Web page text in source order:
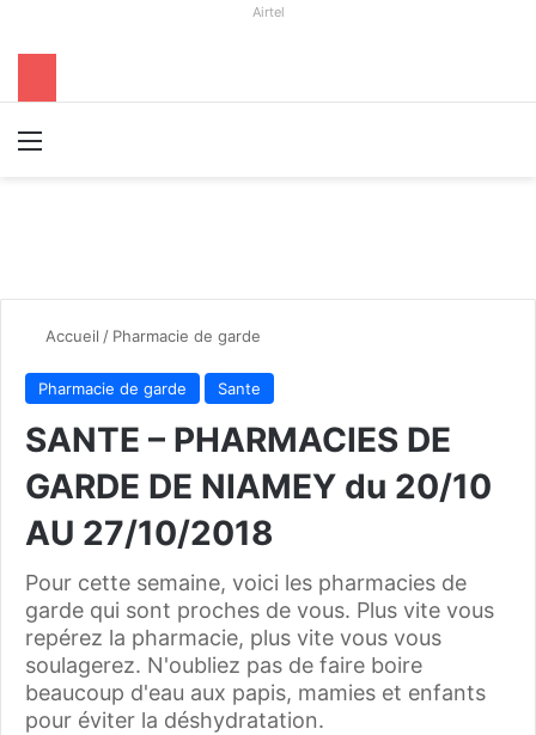
Airtel
Accueil / Pharmacie de garde
Pharmacie de garde Sante
SANTE – PHARMACIES DE
GARDE DE NIAMEY du 20/10
AU 27/10/2018
Pour cette semaine, voici les pharmacies de
garde qui sont proches de vous. Plus vite vous
repérez la pharmacie, plus vite vous vous
soulagerez. N'oubliez pas de faire boire
beaucoup d'eau aux papis, mamies et enfants
pour éviter la déshydratation.